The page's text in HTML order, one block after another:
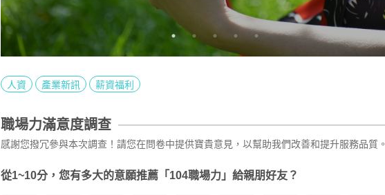
人資 產業新訊 薪資福利
職場力滿意度調查
感謝您撥冗參與本次調查！請您在問卷中提供寶貴意見，以幫助我們改善和提升服務品質。
從1~10分，您有多大的意願推薦「104職場力」給親朋好友？